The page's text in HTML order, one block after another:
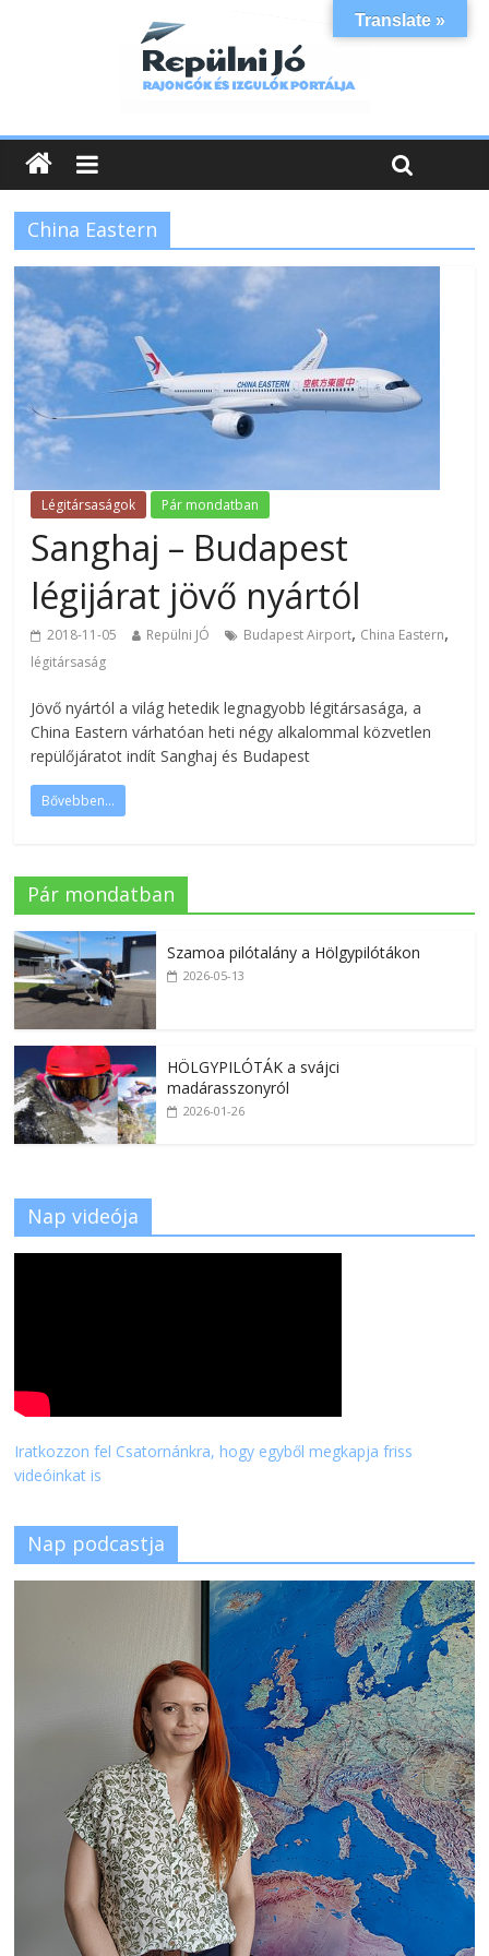
China Eastern
Légitársaságok Pár mondatban
Sanghaj – Budapest
légijárat jövő nyártól
2018-11-05 Repülni JÓ Budapest Airport, China Eastern,
légitársaság
Jövő nyártól a világ hetedik legnagyobb légitársasága, a
China Eastern várhatóan heti négy alkalommal közvetlen
repülőjáratot indít Sanghaj és Budapest
Bővebben...
Pár mondatban
Szamoa pilótalány a Hölgypilótákon
2026-05-13
HÖLGYPILÓTÁK a svájci
madárasszonyról
2026-01-26
Nap videója
Iratkozzon fel Csatornánkra, hogy egyből megkapja friss
videóinkat is
Nap podcastja
Translate »